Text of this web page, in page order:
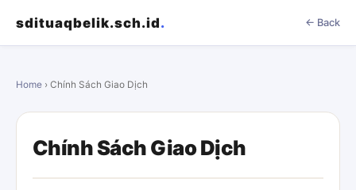
sdituaqbelik.sch.id. ← Back
Home › Chính Sách Giao Dịch
Chính Sách Giao Dịch